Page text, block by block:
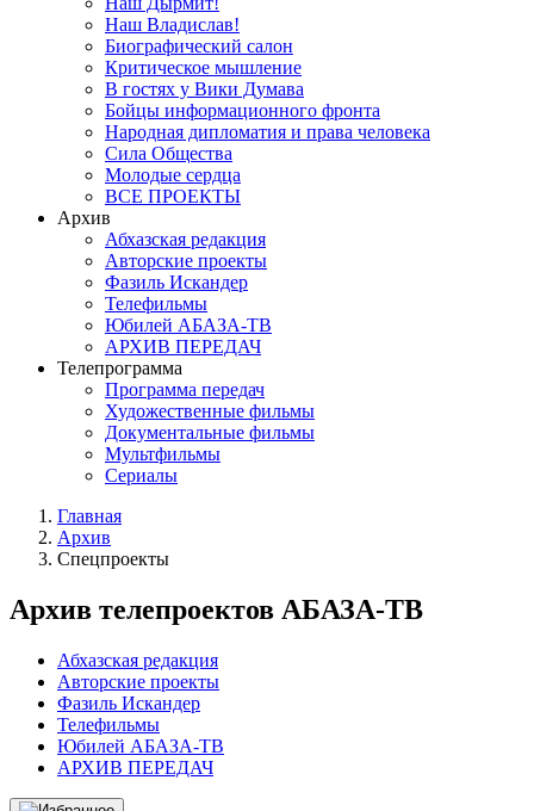
Наш Владислав!
Биографический салон
Критическое мышление
В гостях у Вики Думава
Бойцы информационного фронта
Народная дипломатия и права человека
Сила Общества
Молодые сердца
ВСЕ ПРОЕКТЫ
Архив
Абхазская редакция
Авторские проекты
Фазиль Искандер
Телефильмы
Юбилей АБАЗА-ТВ
АРХИВ ПЕРЕДАЧ
Телепрограмма
Программа передач
Художественные фильмы
Документальные фильмы
Мультфильмы
Сериалы
Главная
Архив
Спецпроекты
Архив телепроектов АБАЗА-ТВ
Абхазская редакция
Авторские проекты
Фазиль Искандер
Телефильмы
Юбилей АБАЗА-ТВ
АРХИВ ПЕРЕДАЧ